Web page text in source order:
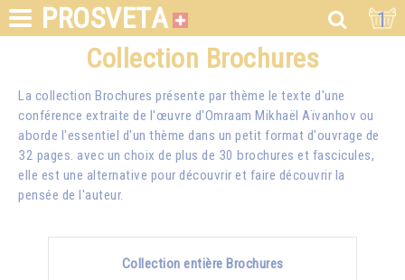
PROSVETA 1
Collection Brochures
La collection Brochures présente par thème le texte d'une
conférence extraite de l'œuvre d'Omraam Mikhaël Aïvanhov ou
aborde l'essentiel d'un thème dans un petit format d'ouvrage de
32 pages. avec un choix de plus de 30 brochures et fascicules,
elle est une alternative pour découvrir et faire découvrir la
pensée de l'auteur.
Collection entière Brochures